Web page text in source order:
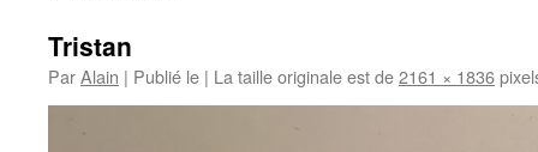
Tristan
ParAlain | Publié le | La taille originale est de2161 × 1836